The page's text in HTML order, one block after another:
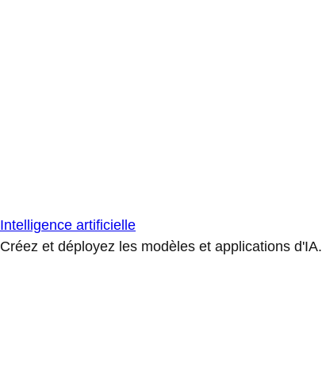
Intelligence artificielle
Créez et déployez les modèles et applications d'IA.